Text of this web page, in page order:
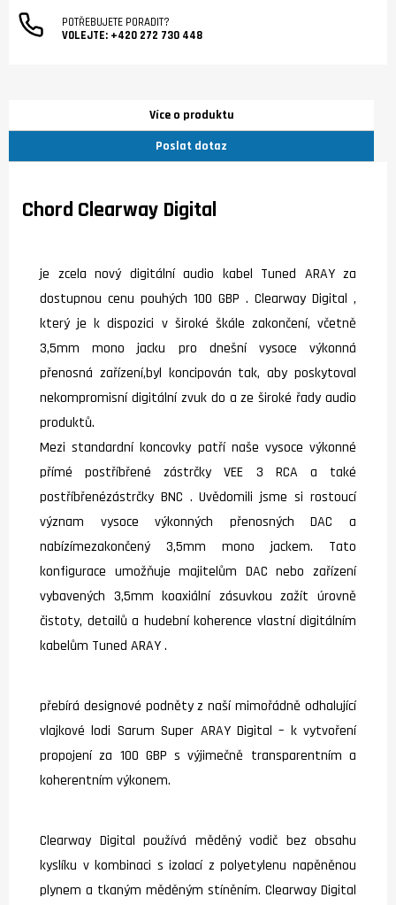
POTŘEBUJETE PORADIT?
VOLEJTE: +420 272 730 448
Více o produktu
Poslat dotaz
Chord Clearway Digital
je zcela nový digitální audio kabel Tuned ARAY za
dostupnou cenu pouhých 100 GBP . Clearway Digital ,
který je k dispozici v široké škále zakončení, včetně
3,5mm mono jacku pro dnešní vysoce výkonná
přenosná zařízení,byl koncipován tak, aby poskytoval
nekompromisní digitální zvuk do a ze široké řady audio
produktů.
Mezi standardní koncovky patří naše vysoce výkonné
přímé postříbřené zástrčky VEE 3 RCA a také
postříbřenézástrčky BNC . Uvědomili jsme si rostoucí
význam vysoce výkonných přenosných DAC a
nabízímezakončený 3,5mm mono jackem. Tato
konfigurace umožňuje majitelům DAC nebo zařízení
vybavených 3,5mm koaxiální zásuvkou zažít úrovně
čistoty, detailů a hudební koherence vlastní digitálním
kabelům Tuned ARAY .
přebírá designové podněty z naší mimořádně odhalující
vlajkové lodi Sarum Super ARAY Digital – k vytvoření
propojení za 100 GBP s výjimečně transparentním a
koherentním výkonem.
Clearway Digital používá měděný vodič bez obsahu
kyslíku v kombinaci s izolací z polyetylenu napěněnou
plynem a tkaným měděným stíněním. Clearway Digital